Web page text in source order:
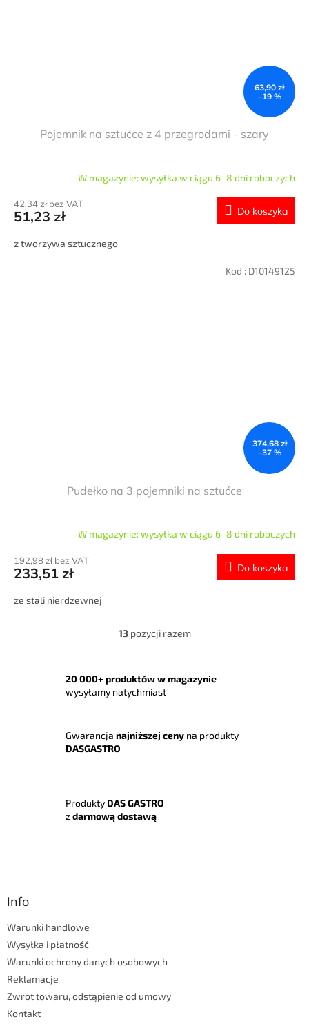
63,90 zł
–19 %
Pojemnik na sztućce z 4 przegrodami - szary
W magazynie: wysyłka w ciągu 6–8 dni roboczych
42,34 zł bez VAT
51,23 zł Do koszyka
z tworzywa sztucznego
374,68 zł
–37 %
Pudełko na 3 pojemniki na sztućce
W magazynie: wysyłka w ciągu 6–8 dni roboczych
192,98 zł bez VAT
233,51 zł Do koszyka
ze stali nierdzewnej
Kod : D10149125
K
t
r
k
i
t
y
13pozycji razem
20 000+ produktów w magazynie
wysyłamy natychmiast
Gwarancja najniższej ceny na produkty
DASGASTRO
Produkty DAS GASTRO
zdarmową dostawą
S
a
Info
Warunki handlowe
Wysyłka i płatność
Warunki ochrony danych osobowych
Reklamacje
Zwrot towaru, odstąpienie od umowy
Kontakt